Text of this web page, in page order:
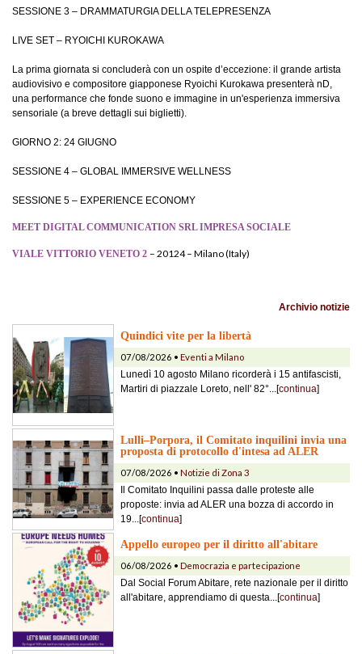
SESSIONE 3 – DRAMMATURGIA DELLA TELEPRESENZA
LIVE SET – RYOICHI KUROKAWA
La prima giornata si concluderà con un ospite d’eccezione: il grande artista
audiovisivo e compositore giapponese Ryoichi Kurokawa presenterà nD,
una performance che fonde suono e immagine in un'esperienza immersiva
sensoriale (a breve dettagli sui biglietti).
­GIORNO 2: 24 GIUGNO
SESSIONE 4 – GLOBAL IMMERSIVE WELLNESS
SESSIONE 5 – EXPERIENCE ECONOMY
MEET DIGITAL COMMUNICATION SRL IMPRESA SOCIALE
VIALE VITTORIO VENETO 2 – 20124 – Milano (Italy)
Archivio notizie
Quindici vite per la libertà
07/08/2026 • Eventi a Milano
Lunedì 10 agosto Milano ricorderà i 15 antifascisti,
Martiri di piazzale Loreto, nell' 82°...[continua]
Lulli–Porpora, il Comitato inquilini invia una
proposta di protocollo d'intesa ad ALER
07/08/2026 • Notizie di Zona 3
Il Comitato Inquilini passa dalle proteste alle
proposte: invia ad ALER una bozza di accordo in
19...[continua]
Appello europeo per il diritto all'abitare
06/08/2026 • Democrazia e partecipazione
Dal Social Forum Abitare, rete nazionale per il diritto
all'abitare, apprendiamo di questa...[continua]